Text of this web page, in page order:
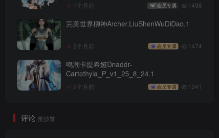
1个月前 会员专属 1498
完美世界柳神Archer.LiuShenWuDiDao.1
2个月前 会员专属 1474
鸣潮卡提希娅Dnaddr-
Cartethyia_P_v1_25_8_24.1
2个月前 会员专属 1341
评论 抢沙发